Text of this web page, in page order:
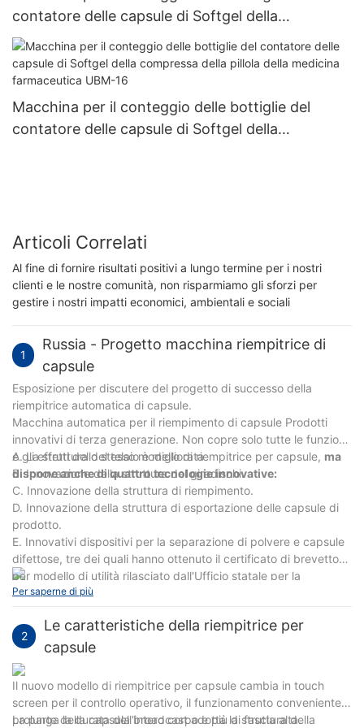
contatore delle capsule di Softgel della
compressa della pillola della medicina
farmaceutica UBM-8
Macchina per il conteggio delle bottiglie del
contatore delle capsule di Softgel della
Articoli Correlati
Al fine di fornire risultati positivi a lungo termine per i nostri
clienti e le nostre comunità, non risparmiamo gli sforzi per
gestire i nostri impatti economici, ambientali e sociali
1
Russia - Progetto macchina riempitrice di
capsule
Esposizione per discutere del progetto di successo della
riempitrice automatica di capsule.
Macchina automatica per il riempimento di capsule Prodotti
innovativi di terza generazione. Non copre solo tutte le funzioni
e gli effetti dello stesso modello di riempitrice per capsule, ma
dispone anche di quattro tecnologie innovative:
A. La struttura del telaio è migliorata
B. Innovazione della struttura del giradischi.
C. Innovazione della struttura di riempimento.
D. Innovazione della struttura di esportazione delle capsule di
prodotto.
E. Innovativi dispositivi per la separazione di polvere e capsule
difettose, tre dei quali hanno ottenuto il certificato di brevetto
per modello di utilità rilasciato dall'Ufficio statale per la
proprietà intellettuale della Repubblica popolare cinese.
l'efficienza operativa, il tasso di separazione delle capsule ha
raggiunto il 99,99% e il tasso di qualificazione della capsula
finita ha raggiunto il 99,8%. La nuova macchina è di facile
manutenzione e utilizzo ed è ben accolta dai clienti.
Per saperne di più
2
Le caratteristiche della riempitrice per
capsule
Il nuovo modello di riempitrice per capsule cambia in touch
screen per il controllo operativo, il funzionamento conveniente,
prolunga la durata dell'intero corpo e più di fascia alta.
La parte della capsula broadcast adotta la struttura della